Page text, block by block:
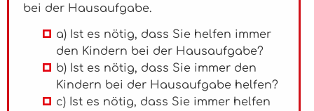
bei der Hausaufgabe.
a) Ist es nötig, dass Sie helfen immer
den Kindern bei der Hausaufgabe?
b) Ist es nötig, dass Sie immer den
Kindern bei der Hausaufgabe helfen?
c) Ist es nötig, dass Sie immer helfen